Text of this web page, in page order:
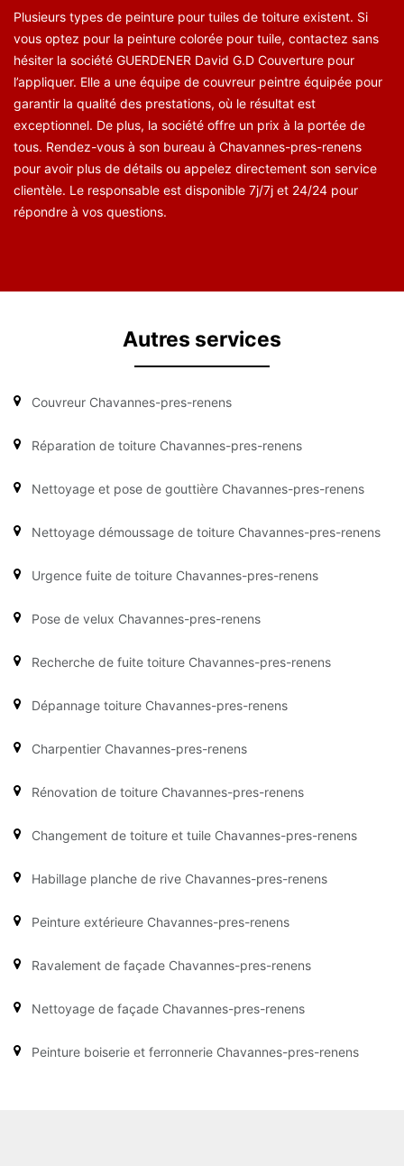
Plusieurs types de peinture pour tuiles de toiture existent. Si
vous optez pour la peinture colorée pour tuile, contactez sans
hésiter la société GUERDENER David G.D Couverture pour
l’appliquer. Elle a une équipe de couvreur peintre équipée pour
garantir la qualité des prestations, où le résultat est
exceptionnel. De plus, la société offre un prix à la portée de
tous. Rendez-vous à son bureau à Chavannes-pres-renens
pour avoir plus de détails ou appelez directement son service
clientèle. Le responsable est disponible 7j/7j et 24/24 pour
répondre à vos questions.
Autres services
Couvreur Chavannes-pres-renens
Réparation de toiture Chavannes-pres-renens
Nettoyage et pose de gouttière Chavannes-pres-renens
Nettoyage démoussage de toiture Chavannes-pres-renens
Urgence fuite de toiture Chavannes-pres-renens
Pose de velux Chavannes-pres-renens
Recherche de fuite toiture Chavannes-pres-renens
Dépannage toiture Chavannes-pres-renens
Charpentier Chavannes-pres-renens
Rénovation de toiture Chavannes-pres-renens
Changement de toiture et tuile Chavannes-pres-renens
Habillage planche de rive Chavannes-pres-renens
Peinture extérieure Chavannes-pres-renens
Ravalement de façade Chavannes-pres-renens
Nettoyage de façade Chavannes-pres-renens
Peinture boiserie et ferronnerie Chavannes-pres-renens